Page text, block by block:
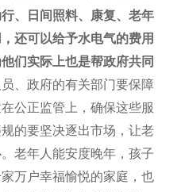
、日间照料、康复、老年
还可以给予水电气的费用
们实际上也是帮政府共同
、政府的有关部门要保障
公正监管上，确保这些服
的要坚决逐出市场，让老
老年人能安度晚年，孩子
万户幸福愉悦的家庭，也